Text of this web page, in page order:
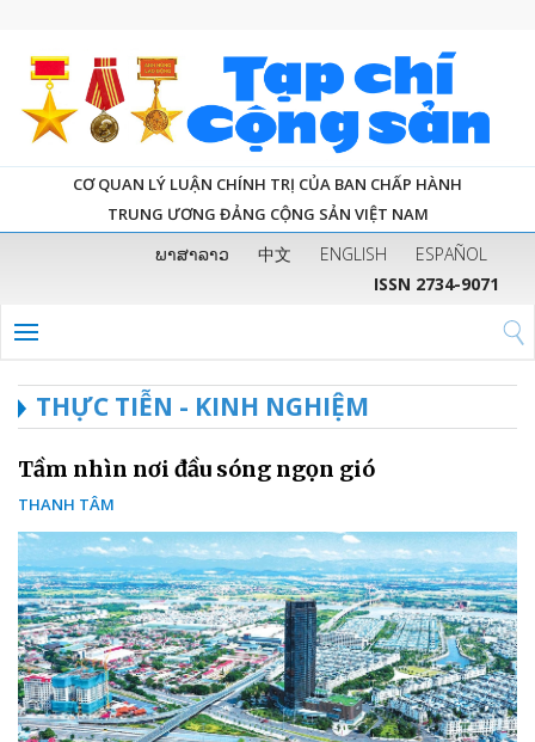
CƠ QUAN LÝ LUẬN CHÍNH TRỊ CỦA BAN CHẤP HÀNH
TRUNG ƯƠNG ĐẢNG CỘNG SẢN VIỆT NAM
ພາສາລາວ 中文 ENGLISH
ESPAÑOL
ISSN 2734-9071
THỰC TIỄN - KINH NGHIỆM
Tầm nhìn nơi đầu sóng ngọn gió
THANH TÂM